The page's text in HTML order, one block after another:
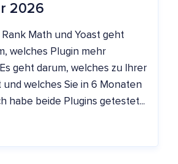
2026
Rank Math und Yoast geht
welches Plugin mehr
geht darum, welches zu Ihrer
welches Sie in 6 Monaten
habe beide Plugins getestet...